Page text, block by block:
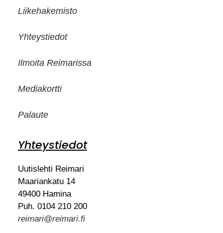
Liikehakemisto
Yhteystiedot
Ilmoita Reimarissa
Mediakortti
Palaute
Yhteystiedot
Uutislehti Reimari
Maariankatu 14
49400 Hamina
Puh. 0104 210 200
reimari@reimari.fi